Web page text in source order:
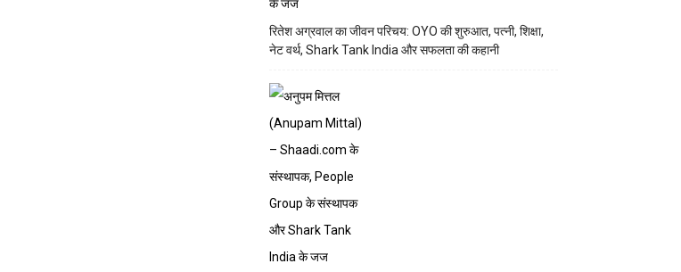
रितेश अग्रवाल का जीवन परिचय: OYO की शुरुआत, पत्नी, शिक्षा,
नेट वर्थ, Shark Tank India और सफलता की कहानी